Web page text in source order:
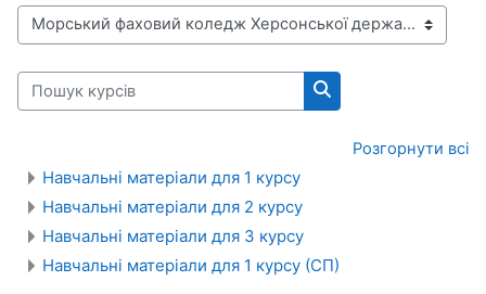
Категорії курсів
Пошук курсів
Пошук курсів
Розгорнути всі
Навчальні матеріали для 1 курсу
Навчальні матеріали для 2 курсу
Навчальні матеріали для 3 курсу
Навчальні матеріали для 1 курсу (СП)